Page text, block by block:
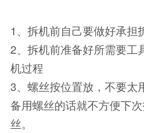
1、拆机前自己要做好承担
2、拆机前准备好所需要工
机过程
3、螺丝按位置放，不要太
备用螺丝的话就不方便下
丝。